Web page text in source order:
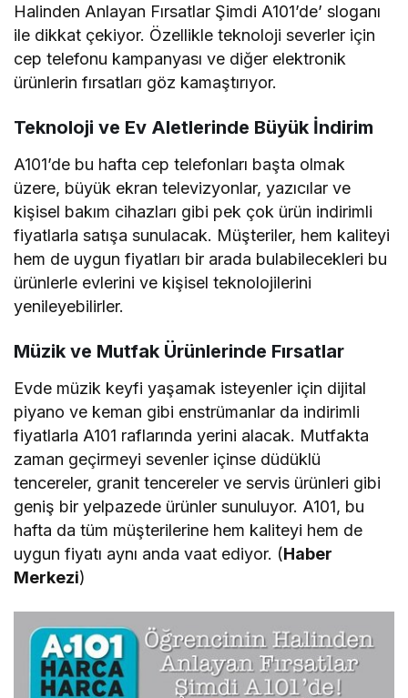
Halinden Anlayan Fırsatlar Şimdi A101’de’ sloganı
ile dikkat çekiyor. Özellikle teknoloji severler için
cep telefonu kampanyası ve diğer elektronik
ürünlerin fırsatları göz kamaştırıyor.
Teknoloji ve Ev Aletlerinde Büyük İndirim
A101’de bu hafta cep telefonları başta olmak
üzere, büyük ekran televizyonlar, yazıcılar ve
kişisel bakım cihazları gibi pek çok ürün indirimli
fiyatlarla satışa sunulacak. Müşteriler, hem kaliteyi
hem de uygun fiyatları bir arada bulabilecekleri bu
ürünlerle evlerini ve kişisel teknolojilerini
yenileyebilirler.
Müzik ve Mutfak Ürünlerinde Fırsatlar
Evde müzik keyfi yaşamak isteyenler için dijital
piyano ve keman gibi enstrümanlar da indirimli
fiyatlarla A101 raflarında yerini alacak. Mutfakta
zaman geçirmeyi sevenler içinse düdüklü
tencereler, granit tencereler ve servis ürünleri gibi
geniş bir yelpazede ürünler sunuluyor. A101, bu
hafta da tüm müşterilerine hem kaliteyi hem de
uygun fiyatı aynı anda vaat ediyor. (Haber
Merkezi)